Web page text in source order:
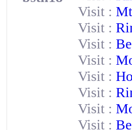
Visit :
Visit :
Visit :
Visit :
Visit :
Visit :
Visit :
Visit :